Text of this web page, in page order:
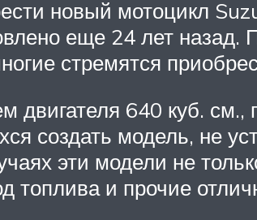
новый мотоцикл
еще 24 лет назад.
стремятся
640 куб. см.,
создать модель, не
эти модели не
топлива и прочие